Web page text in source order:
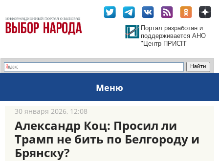
Портал разработан и
поддерживается АНО
"Центр ПРИСП"
Меню
30 января 2026, 12:08
Александр Коц: Просил ли
Трамп не бить по Белгороду и
Брянску?